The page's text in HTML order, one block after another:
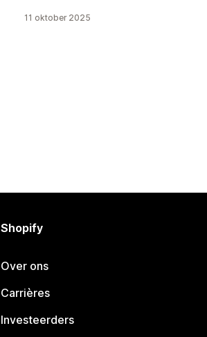
11 oktober 2025
Shopify
Over ons
Carrières
Investeerders